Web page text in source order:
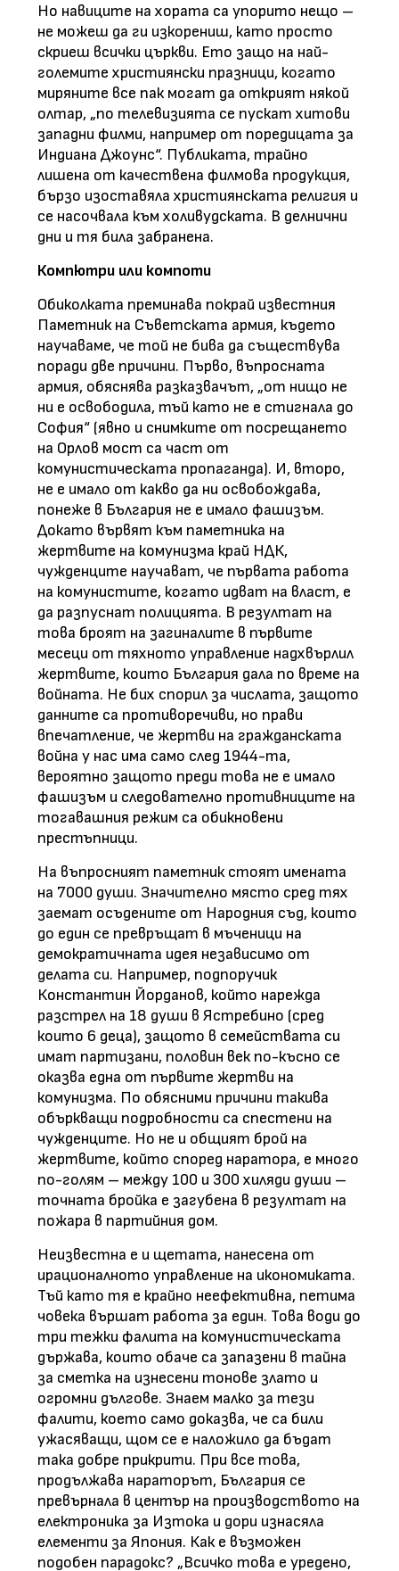
Но навиците на хората са упорито нещо –
не можеш да ги изкорениш, като просто
скриеш всички църкви. Ето защо на най-
големите християнски празници, когато
миряните все пак могат да открият някой
олтар, „по телевизията се пускат хитови
западни филми, например от поредицата за
Индиана Джоунс“. Публиката, трайно
лишена от качествена филмова продукция,
бързо изоставяла християнската религия и
се насочвала към холивудската. В делнични
дни и тя била забранена.
Компютри или компоти
Обиколката преминава покрай известния
Паметник на Съветската армия, където
научаваме, че той не бива да съществува
поради две причини. Първо, въпросната
армия, обяснява разказвачът, „от нищо не
ни е освободила, тъй като не е стигнала до
София“ (явно и снимките от посрещането
на Орлов мост са част от
комунистическата пропаганда). И, второ,
не е имало от какво да ни освобождава,
понеже в България не е имало фашизъм.
Докато вървят към паметника на
жертвите на комунизма край НДК,
чужденците научават, че първата работа
на комунистите, когато идват на власт, е
да разпуснат полицията. В резултат на
това броят на загиналите в първите
месеци от тяхното управление надхвърлил
жертвите, които България дала по време на
войната. Не бих спорил за числата, защото
данните са противоречиви, но прави
впечатление, че жертви на гражданската
война у нас има само след 1944-та,
вероятно защото преди това не е имало
фашизъм и следователно противниците на
тогавашния режим са обикновени
престъпници.
На въпросният паметник стоят имената
на 7000 души. Значително място сред тях
заемат осъдените от Народния съд, които
до един се превръщат в мъченици на
демократичната идея независимо от
делата си. Например, подпоручик
Константин Йорданов, който нарежда
разстрел на 18 души в Ястребино (сред
които 6 деца), защото в семействата си
имат партизани, половин век по-късно се
оказва една от първите жертви на
комунизма. По обясними причини такива
объркващи подробности са спестени на
чужденците. Но не и общият брой на
жертвите, който според наратора, е много
по-голям – между 100 и 300 хиляди души –
точната бройка е загубена в резултат на
пожара в партийния дом.
Неизвестна е и щетата, нанесена от
ирационалното управление на икономиката.
Тъй като тя е крайно неефективна, петима
човека вършат работа за един. Това води до
три тежки фалита на комунистическата
държава, които обаче са запазени в тайна
за сметка на изнесени тонове злато и
огромни дългове. Знаем малко за тези
фалити, което само доказва, че са били
ужасяващи, щом се е наложило да бъдат
така добре прикрити. При все това,
продължава нараторът, България се
превърнала в център на производството на
електроника за Изтока и дори изнасяла
елементи за Япония. Как е възможен
подобен парадокс? „Всичко това е уредено,